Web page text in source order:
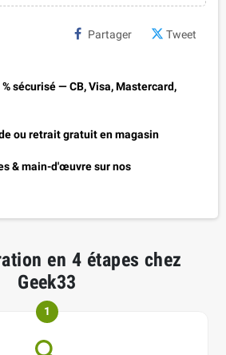
Partager Tweet
sécurisé — CB, Visa, Mastercard,
ou retrait gratuit en magasin
& main-d'œuvre sur nos
en 4 étapes chez
Geek33
1